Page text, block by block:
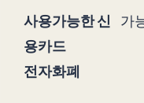
사용가능한 신
용카드
전자화폐
가